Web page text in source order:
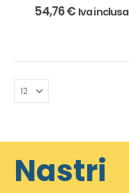
54,76€ Iva inclusa
Nastri